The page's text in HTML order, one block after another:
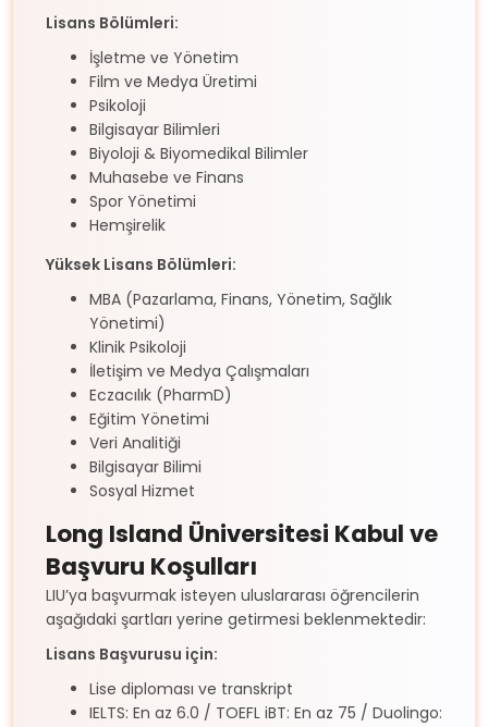
Lisans Bölümleri:
İşletme ve Yönetim
Film ve Medya Üretimi
Psikoloji
Bilgisayar Bilimleri
Biyoloji & Biyomedikal Bilimler
Muhasebe ve Finans
Spor Yönetimi
Hemşirelik
Yüksek Lisans Bölümleri:
MBA (Pazarlama, Finans, Yönetim, Sağlık
Yönetimi)
Klinik Psikoloji
İletişim ve Medya Çalışmaları
Eczacılık (PharmD)
Eğitim Yönetimi
Veri Analitiği
Bilgisayar Bilimi
Sosyal Hizmet
Long Island Üniversitesi Kabul ve
Başvuru Koşulları
LIU’ya başvurmak isteyen uluslararası öğrencilerin
aşağıdaki şartları yerine getirmesi beklenmektedir:
Lisans Başvurusu için:
Lise diploması ve transkript
IELTS: En az 6.0 / TOEFL iBT: En az 75 / Duolingo: